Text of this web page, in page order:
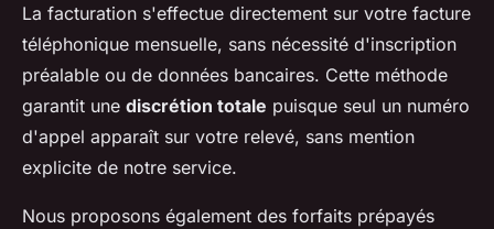
La facturation s'effectue directement sur votre facture
téléphonique mensuelle, sans nécessité d'inscription
préalable ou de données bancaires. Cette méthode
garantit une discrétion totale puisque seul un numéro
d'appel apparaît sur votre relevé, sans mention
explicite de notre service.
Nous proposons également des forfaits prépayés